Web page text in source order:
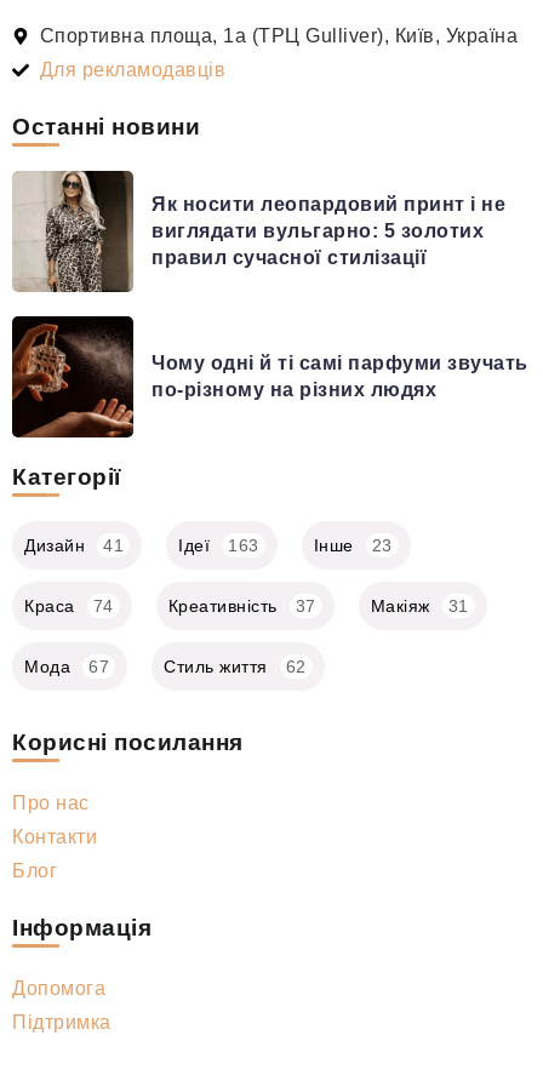
Спортивна площа, 1а (ТРЦ Gulliver), Київ, Україна
Для рекламодавців
Останні новини
Як носити леопардовий принт і не
виглядати вульгарно: 5 золотих
правил сучасної стилізації
Чому одні й ті самі парфуми звучать
по-різному на різних людях
Категорії
Дизайн 41 Ідеї 163 Інше 23
Краса 74 Креативність 37 Макіяж 31
Мода 67 Стиль життя 62
Корисні посилання
Про нас
Контакти
Блог
Інформація
Допомога
Підтримка